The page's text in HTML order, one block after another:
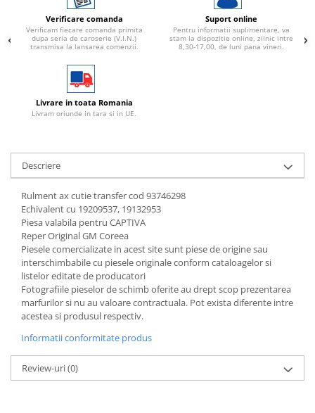
Verificare comanda
Verificam fiecare comanda primita
dupa seria de caroserie (V.I.N.)
transmisa la lansarea comenzii.
Suport online
Pentru informatii suplimentare, va
stam la dispozitie online, zilnic intre
8,30-17,00, de luni pana vineri.
Livrare in toata Romania
Livram oriunde in tara si in UE.
Descriere
Rulment ax cutie transfer cod 93746298
Echivalent cu 19209537, 19132953
Piesa valabila pentru CAPTIVA
Reper Original GM Coreea
Piesele comercializate in acest site sunt piese de origine sau
interschimbabile cu piesele originale conform cataloagelor si
listelor editate de producatori
Fotografiile pieselor de schimb oferite au drept scop prezentarea
marfurilor si nu au valoare contractuala. Pot exista diferente intre
acestea si produsul respectiv.
Informatii conformitate produs
Review-uri(0)